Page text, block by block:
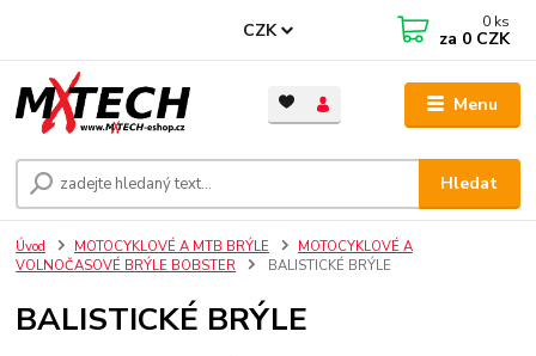
Menu
CZK
Hledat
0 ks
za 0 CZK
Úvod MOTOCYKLOVÉ A MTB BRÝLE
MOTOCYKLOVÉ A
VOLNOČASOVÉ BRÝLE BOBSTER
BALISTICKÉ BRÝLE
BALISTICKÉ BRÝLE